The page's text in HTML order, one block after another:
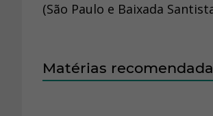
(São Paulo e Baixada
Matérias